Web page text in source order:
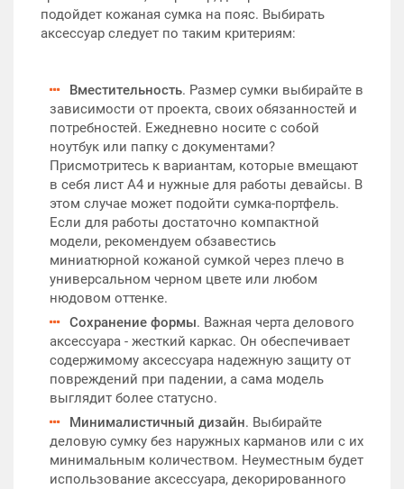
подойдет кожаная сумка на пояс. Выбирать
аксессуар следует по таким критериям:
Вместительность. Размер сумки выбирайте в
зависимости от проекта, своих обязанностей и
потребностей. Ежедневно носите с собой
ноутбук или папку с документами?
Присмотритесь к вариантам, которые вмещают
в себя лист А4 и нужные для работы девайсы. В
этом случае может подойти сумка-портфель.
Если для работы достаточно компактной
модели, рекомендуем обзавестись
миниатюрной кожаной сумкой через плечо в
универсальном черном цвете или любом
нюдовом оттенке.
Сохранение формы. Важная черта делового
аксессуара - жесткий каркас. Он обеспечивает
содержимому аксессуара надежную защиту от
повреждений при падении, а сама модель
выглядит более статусно.
Минималистичный дизайн. Выбирайте
деловую сумку без наружных карманов или с их
минимальным количеством. Неуместным будет
использование аксессуара, декорированного